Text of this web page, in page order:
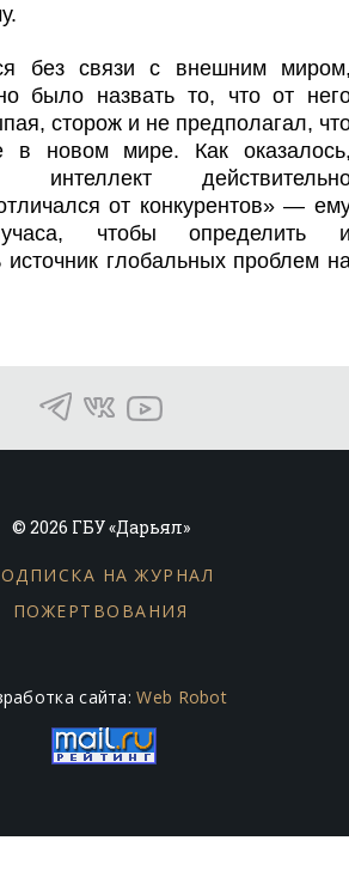
без связи с внешним
было назвать то, что от
сторож и не предполагал,
в новом мире. Как
интеллект
от конкурентов» —
чтобы определить
источник глобальных проблем
© 2026 ГБУ «Дарьял»
НА ЖУРНАЛ
ПОЖЕРТВОВАНИЯ
сайта:Web Robot